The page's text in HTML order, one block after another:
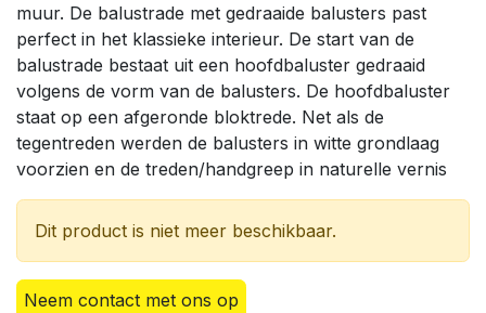
muur. De balustrade met gedraaide balusters past
perfect in het klassieke interieur. De start van de
balustrade bestaat uit een hoofdbaluster gedraaid
volgens de vorm van de balusters. De hoofdbaluster
staat op een afgeronde bloktrede. Net als de
tegentreden werden de balusters in witte grondlaag
voorzien en de treden/handgreep in naturelle vernis
Dit product is niet meer beschikbaar.
Neem contact met ons op